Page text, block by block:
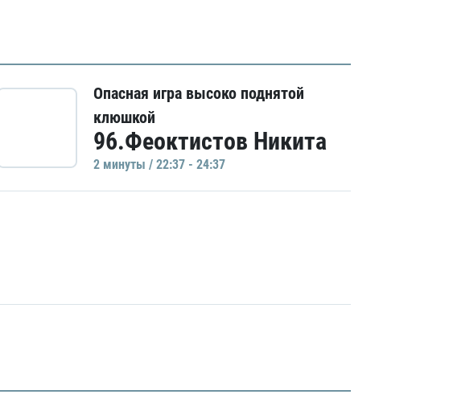
Опасная игра высоко поднятой
клюшкой
96.Феоктистов Никита
2 минуты / 22:37 - 24:37